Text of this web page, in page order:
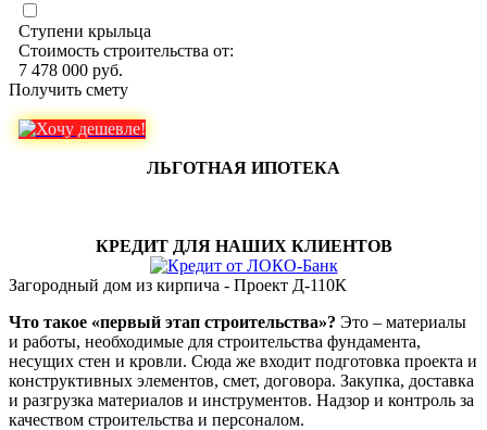
Ступени крыльца
Стоимость строительства от:
7 478 000 руб.
Получить смету
ЛЬГОТНАЯ ИПОТЕКА
КРЕДИТ ДЛЯ НАШИХ КЛИЕНТОВ
Загородный дом из кирпича - Проект Д-110К
Что такое «первый этап строительства»? Это – материалы
и работы, необходимые для строительства фундамента,
несущих стен и кровли. Сюда же входит подготовка проекта и
конструктивных элементов, смет, договора. Закупка, доставка
и разгрузка материалов и инструментов. Надзор и контроль за
качеством строительства и персоналом.